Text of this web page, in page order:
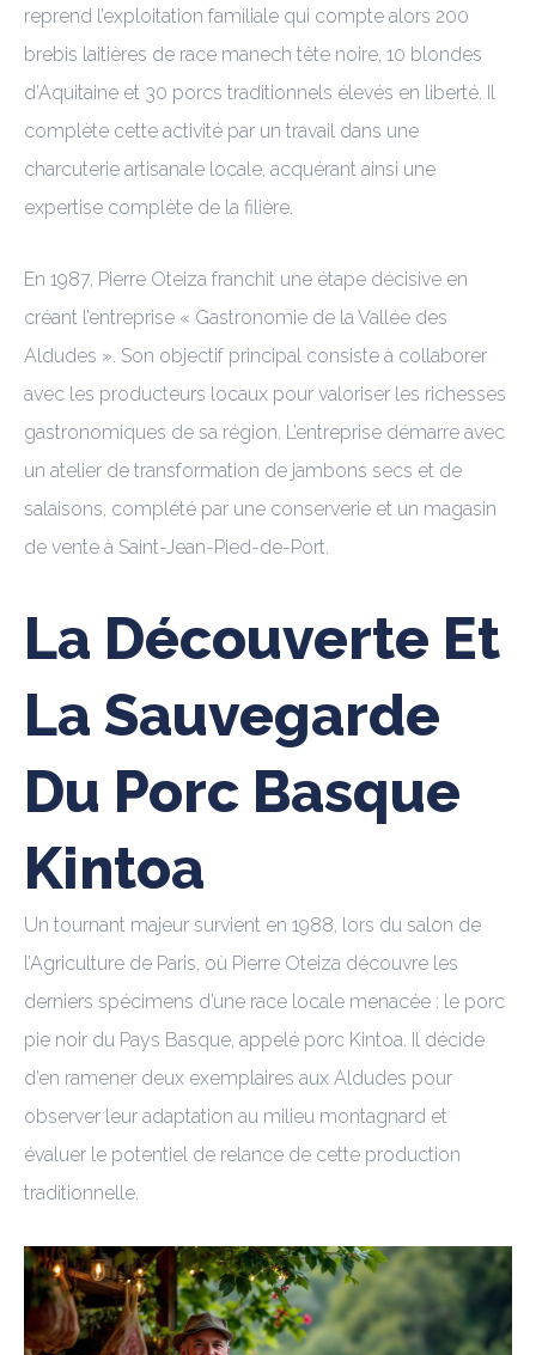
reprend l’exploitation familiale qui compte alors 200
brebis laitières de race manech tête noire, 10 blondes
d’Aquitaine et 30 porcs traditionnels élevés en liberté. Il
complète cette activité par un travail dans une
charcuterie artisanale locale, acquérant ainsi une
expertise complète de la filière.
En 1987, Pierre Oteiza franchit une étape décisive en
créant l’entreprise « Gastronomie de la Vallée des
Aldudes ». Son objectif principal consiste à collaborer
avec les producteurs locaux pour valoriser les richesses
gastronomiques de sa région. L’entreprise démarre avec
un atelier de transformation de jambons secs et de
salaisons, complété par une conserverie et un magasin
de vente à Saint-Jean-Pied-de-Port.
La Découverte Et
La Sauvegarde
Du Porc Basque
Kintoa
Un tournant majeur survient en 1988, lors du salon de
l’Agriculture de Paris, où Pierre Oteiza découvre les
derniers spécimens d’une race locale menacée : le porc
pie noir du Pays Basque, appelé porc Kintoa. Il décide
d’en ramener deux exemplaires aux Aldudes pour
observer leur adaptation au milieu montagnard et
évaluer le potentiel de relance de cette production
traditionnelle.